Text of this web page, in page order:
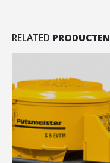
RELATED PRODUCTEN